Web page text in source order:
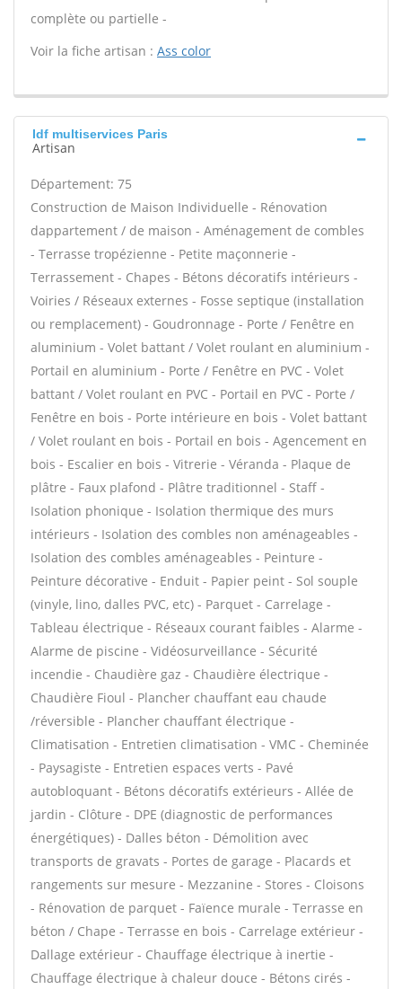
complète ou partielle -
Voir la fiche artisan : Ass color
Idf multiservices Paris
Artisan
Département: 75
Construction de Maison Individuelle - Rénovation
dappartement / de maison - Aménagement de combles
- Terrasse tropézienne - Petite maçonnerie -
Terrassement - Chapes - Bétons décoratifs intérieurs -
Voiries / Réseaux externes - Fosse septique (installation
ou remplacement) - Goudronnage - Porte / Fenêtre en
aluminium - Volet battant / Volet roulant en aluminium -
Portail en aluminium - Porte / Fenêtre en PVC - Volet
battant / Volet roulant en PVC - Portail en PVC - Porte /
Fenêtre en bois - Porte intérieure en bois - Volet battant
/ Volet roulant en bois - Portail en bois - Agencement en
bois - Escalier en bois - Vitrerie - Véranda - Plaque de
plâtre - Faux plafond - Plâtre traditionnel - Staff -
Isolation phonique - Isolation thermique des murs
intérieurs - Isolation des combles non aménageables -
Isolation des combles aménageables - Peinture -
Peinture décorative - Enduit - Papier peint - Sol souple
(vinyle, lino, dalles PVC, etc) - Parquet - Carrelage -
Tableau électrique - Réseaux courant faibles - Alarme -
Alarme de piscine - Vidéosurveillance - Sécurité
incendie - Chaudière gaz - Chaudière électrique -
Chaudière Fioul - Plancher chauffant eau chaude
/réversible - Plancher chauffant électrique -
Climatisation - Entretien climatisation - VMC - Cheminée
- Paysagiste - Entretien espaces verts - Pavé
autobloquant - Bétons décoratifs extérieurs - Allée de
jardin - Clôture - DPE (diagnostic de performances
énergétiques) - Dalles béton - Démolition avec
transports de gravats - Portes de garage - Placards et
rangements sur mesure - Mezzanine - Stores - Cloisons
- Rénovation de parquet - Faïence murale - Terrasse en
béton / Chape - Terrasse en bois - Carrelage extérieur -
Dallage extérieur - Chauffage électrique à inertie -
Chauffage électrique à chaleur douce - Bétons cirés -